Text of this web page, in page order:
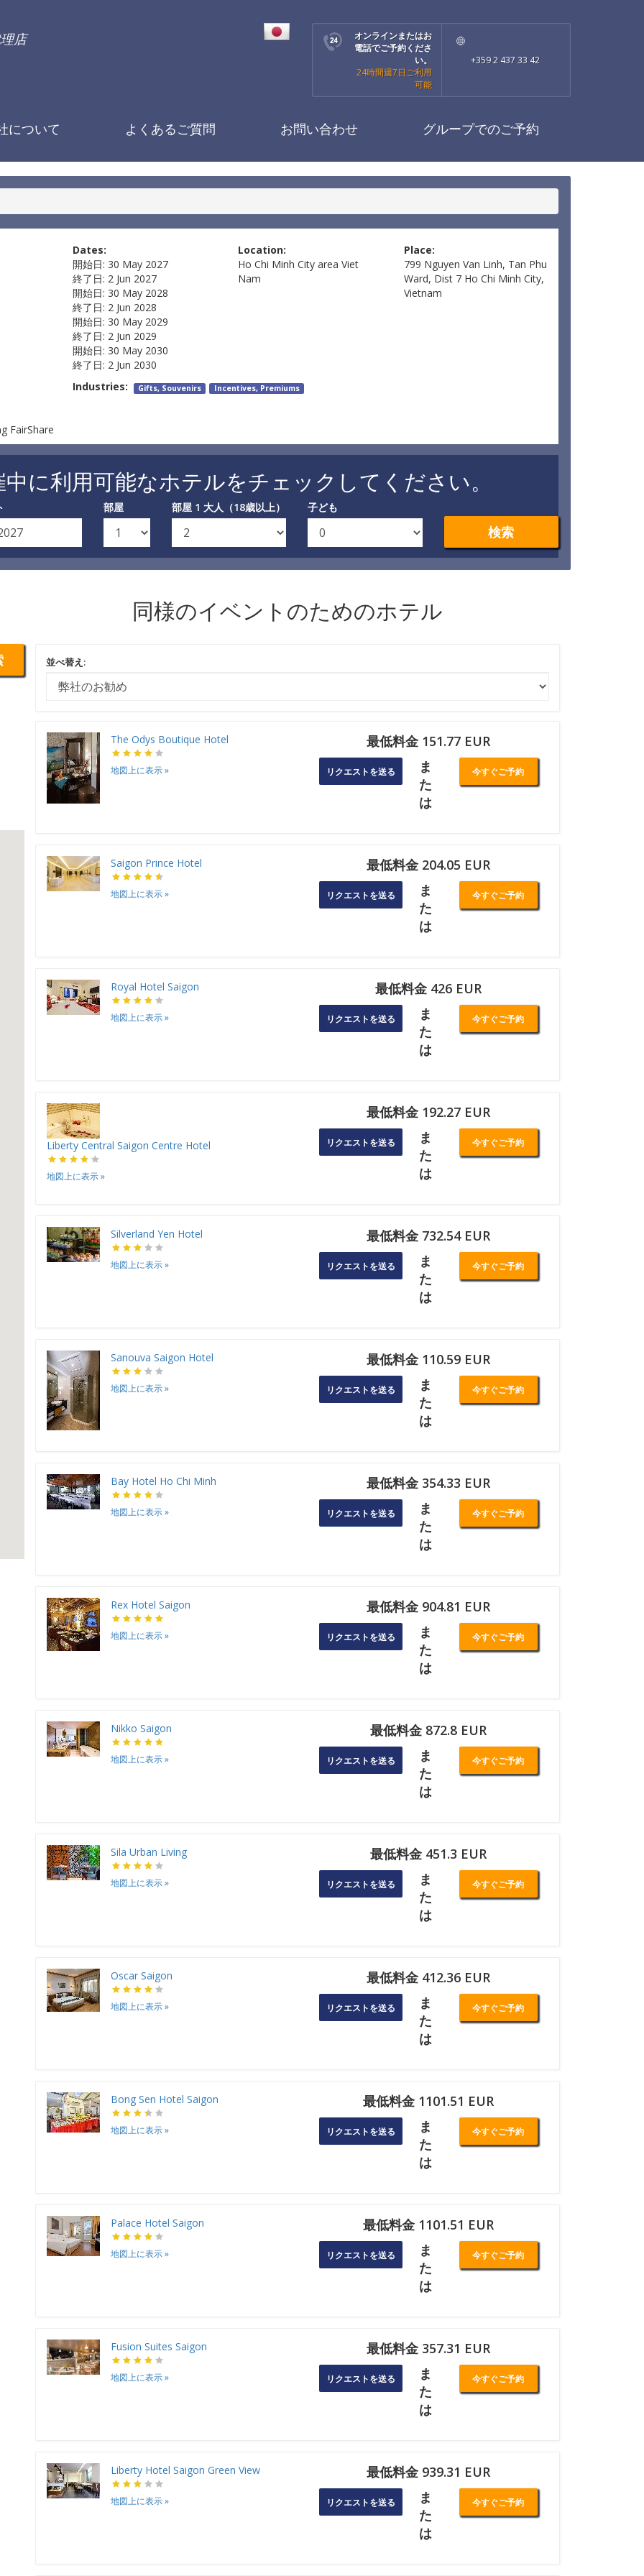
店
オンラインまたはお
電話でご予約くださ
い。
24時間週7日ご利用
可能
+359 2 437 33 42
について よくあるご質問 お問い合わせ グループでのご予約
Dates:
開始日: 30 May 2027
終了日: 2 Jun 2027
開始日: 30 May 2028
終了日: 2 Jun 2028
開始日: 30 May 2029
終了日: 2 Jun 2029
開始日: 30 May 2030
終了日: 2 Jun 2030
Location:
Ho Chi Minh City area Viet
Nam
Place:
799 Nguyen Van Linh, Tan Phu
Ward, Dist 7 Ho Chi Minh City,
Vietnam
Industries: Gifts, Souvenirs Incentives, Premiums
FairShare
に利用可能なホテルをチェックしてください。
部屋 部屋 1 大人（18歳以上） 子ども
検索
同様のイベントのためのホテル
並べ替え:
The Odys Boutique Hotel
地図上に表示»
最低料金 151.77 EUR
リクエストを送る
ま
た
は
今すぐご予約
Saigon Prince Hotel
地図上に表示»
最低料金 204.05 EUR
リクエストを送る
ま
た
は
今すぐご予約
Royal Hotel Saigon
地図上に表示»
最低料金 426 EUR
リクエストを送る
ま
た
は
今すぐご予約
Liberty Central Saigon Centre Hotel
地図上に表示»
最低料金 192.27 EUR
リクエストを送る
ま
た
は
今すぐご予約
Silverland Yen Hotel
地図上に表示»
最低料金 732.54 EUR
リクエストを送る
ま
た
は
今すぐご予約
Sanouva Saigon Hotel
地図上に表示»
最低料金 110.59 EUR
リクエストを送る
ま
た
は
今すぐご予約
Bay Hotel Ho Chi Minh
地図上に表示»
最低料金 354.33 EUR
リクエストを送る
ま
た
は
今すぐご予約
Rex Hotel Saigon
地図上に表示»
最低料金 904.81 EUR
リクエストを送る
ま
た
は
今すぐご予約
Nikko Saigon
地図上に表示»
最低料金 872.8 EUR
リクエストを送る
ま
た
は
今すぐご予約
Sila Urban Living
地図上に表示»
最低料金 451.3 EUR
リクエストを送る
ま
た
は
今すぐご予約
Oscar Saigon
地図上に表示»
最低料金 412.36 EUR
リクエストを送る
ま
た
は
今すぐご予約
Bong Sen Hotel Saigon
地図上に表示»
最低料金 1101.51 EUR
リクエストを送る
ま
た
は
今すぐご予約
Palace Hotel Saigon
地図上に表示»
最低料金 1101.51 EUR
リクエストを送る
ま
た
は
今すぐご予約
Fusion Suites Saigon
地図上に表示»
最低料金 357.31 EUR
リクエストを送る
ま
た
は
今すぐご予約
Liberty Hotel Saigon Green View
地図上に表示»
最低料金 939.31 EUR
リクエストを送る
ま
た
は
今すぐご予約